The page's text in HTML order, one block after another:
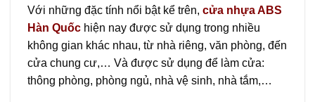
Với những đặc tính nổi bật kể trên, cửa nhựa ABS
Hàn Quốc hiện nay được sử dụng trong nhiều
không gian khác nhau, từ nhà riêng, văn phòng, đến
cửa chung cư,… Và được sử dụng để làm cửa:
thông phòng, phòng ngủ, nhà vệ sinh, nhà tắm,…